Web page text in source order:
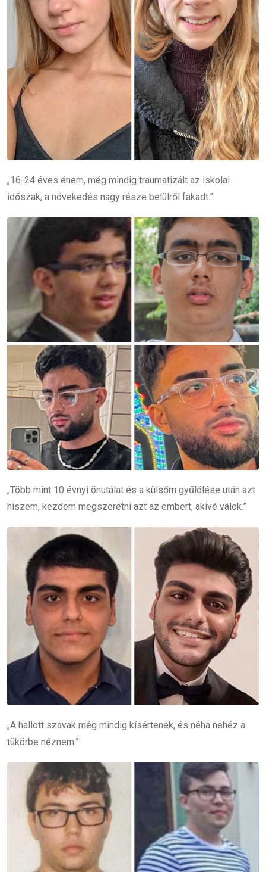
„16-24 éves énem, még mindig traumatizált az iskolai
időszak, a növekedés nagy része belülről fakadt.”
„Több mint 10 évnyi önutálat és a külsőm gyűlölése után azt
hiszem, kezdem megszeretni azt az embert, akivé válok.”
„A hallott szavak még mindig kísértenek, és néha nehéz a
tükörbe néznem.”